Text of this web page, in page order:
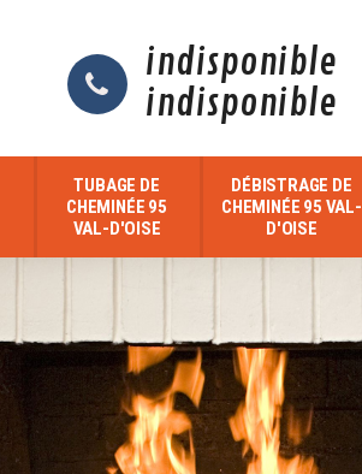
indisponible
indisponible
TUBAGE DE
CHEMINÉE 95
VAL-D'OISE
DÉBISTRAGE DE
CHEMINÉE 95 VAL-
D'OISE